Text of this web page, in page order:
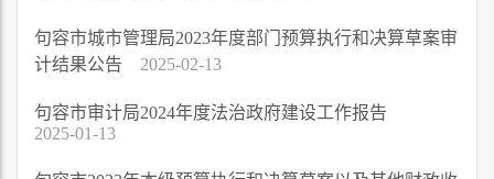
句容市城市管理局2023年度部门预算执行和决算草案审
计结果公告
2025-02-13
句容市审计局2024年度法治政府建设工作报告
2025-01-13